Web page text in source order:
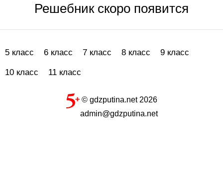
Решебник скоро появится
5 класс 6 класс 7 класс 8 класс 9 класс
10 класс 11 класс
© gdzputina.net 2026
admin@gdzputina.net